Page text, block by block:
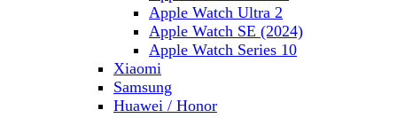
Apple Watch Ultra 2
Apple Watch SE (2024)
Apple Watch Series 10
Xiaomi
Samsung
Huawei / Honor